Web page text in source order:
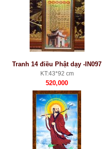
Tranh 14 điều Phật dạy -IN097
KT:43*92 cm
520,000